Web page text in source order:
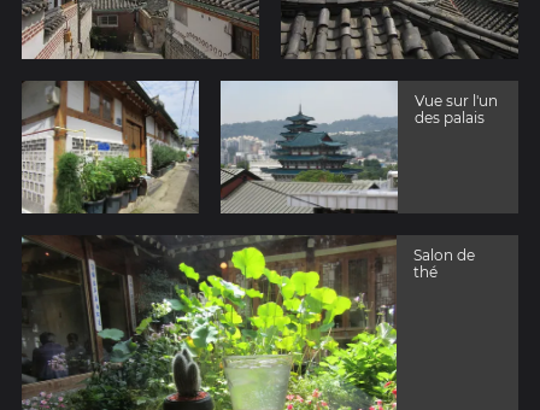
Vue sur l'un
des palais
Salon de
thé